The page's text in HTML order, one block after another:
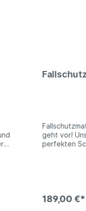
geht vor!
perfekten
Konstruktion
verhindert
189,00 €*